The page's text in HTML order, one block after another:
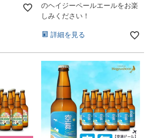
のヘイジーペールエールをお楽
しみください！
詳細を見る